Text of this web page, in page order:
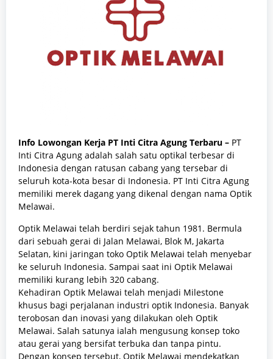
Info Lowongan Kerja PT Inti Citra Agung Terbaru – PT
Inti Citra Agung adalah salah satu optikal terbesar di
Indonesia dengan ratusan cabang yang tersebar di
seluruh kota-kota besar di Indonesia. PT Inti Citra Agung
memiliki merek dagang yang dikenal dengan nama Optik
Melawai.
Optik Melawai telah berdiri sejak tahun 1981. Bermula
dari sebuah gerai di Jalan Melawai, Blok M, Jakarta
Selatan, kini jaringan toko Optik Melawai telah menyebar
ke seluruh Indonesia. Sampai saat ini Optik Melawai
memiliki kurang lebih 320 cabang.
Kehadiran Optik Melawai telah menjadi Milestone
khusus bagi perjalanan industri optik Indonesia. Banyak
terobosan dan inovasi yang dilakukan oleh Optik
Melawai. Salah satunya ialah mengusung konsep toko
atau gerai yang bersifat terbuka dan tanpa pintu.
Dengan konsep tersebut, Optik Melawai mendekatkan